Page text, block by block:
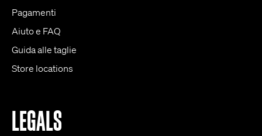
Pagamenti
Aiuto e FAQ
Guida alle taglie
Store locations
LEGALS